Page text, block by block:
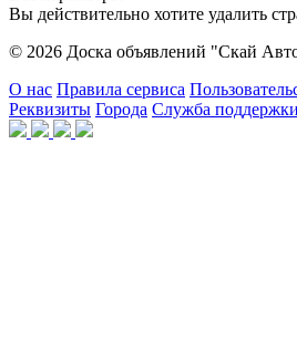
Вы действительно хотите удалить
© 2026 Доска объявлений "Скай
О нас Правила сервиса
Реквизиты Города Служба поддержки